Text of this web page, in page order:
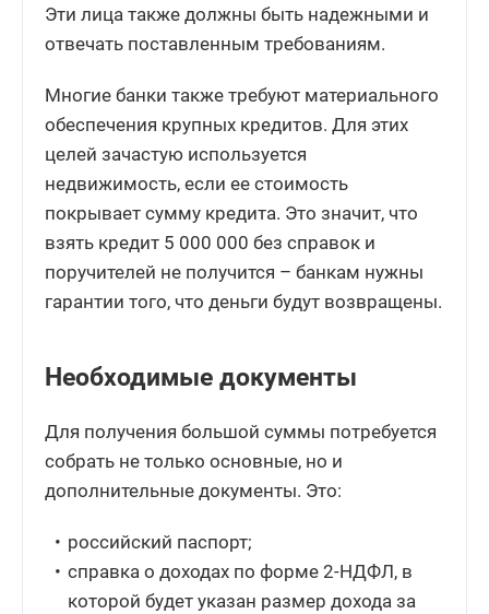
Эти лица также должны быть надежными и
отвечать поставленным требованиям.
Многие банки также требуют материального
обеспечения крупных кредитов. Для этих
целей зачастую используется
недвижимость, если ее стоимость
покрывает сумму кредита. Это значит, что
взять кредит 5 000 000 без справок и
поручителей не получится – банкам нужны
гарантии того, что деньги будут возвращены.
Необходимые документы
Для получения большой суммы потребуется
собрать не только основные, но и
дополнительные документы. Это:
российский паспорт;
справка о доходах по форме 2-НДФЛ, в
которой будет указан размер дохода за